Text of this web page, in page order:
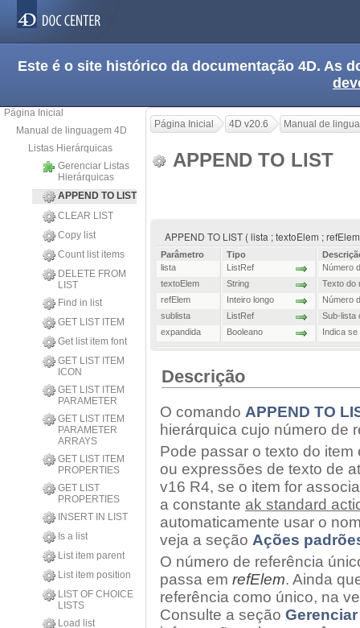
Este é o site histórico da documentação 4D. As
Página Inicial
Manual de linguagem 4D
Listas Hierárquicas
Gerenciar Listas
Hierárquicas
APPEND TO LIST
CLEAR LIST
Copy list
Count list items
DELETE FROM
LIST
Find in list
GET LIST ITEM
Get list item font
GET LIST ITEM
ICON
GET LIST ITEM
PARAMETER
GET LIST ITEM
PARAMETER
ARRAYS
GET LIST ITEM
PROPERTIES
GET LIST
PROPERTIES
INSERT IN LIST
Is a list
List item parent
List item position
LIST OF CHOICE
LISTS
Load list
Página Inicial 4D v20.6 Manual de
APPEND TO LIST
APPEND TO LIST ( lista ; textoElem ;
Parâmetro Tipo
lista
ListRef
Número
textoElem
String
Texto do
refElem
Inteiro longo
Número
sublista
ListRef
Sub-lista
expandida
Booleano Indica
Descrição
O comando APPEND TO
hierárquica cujo número de
Pode passar o texto do
ou expressões de texto de
v16 R4, se o item for
a constante ak standard
automaticamente usar o
veja a seção Ações
O número de referência
passa em refElem. Ainda
referência como único, na
Consulte a seção